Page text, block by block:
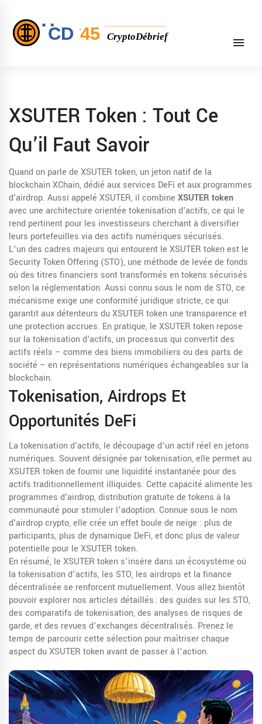
XSUTER Token : Tout Ce
Qu’il Faut Savoir
Quand on parle de XSUTER token, un jeton natif de la
blockchain XChain, dédié aux services DeFi et aux programmes
d'airdrop. Aussi appelé XSUTER, il combine XSUTER token
avec une architecture orientée tokenisation d'actifs, ce qui le
rend pertinent pour les investisseurs cherchant à diversifier
leurs portefeuilles via des actifs numériques sécurisés.
L’un des cadres majeurs qui entourent le XSUTER token est le
Security Token Offering (STO), une méthode de levée de fonds
où des titres financiers sont transformés en tokens sécurisés
selon la réglementation. Aussi connu sous le nom de STO, ce
mécanisme exige une conformité juridique stricte, ce qui
garantit aux détenteurs du XSUTER token une transparence et
une protection accrues. En pratique, le XSUTER token repose
sur la tokenisation d'actifs, un processus qui convertit des
actifs réels – comme des biens immobiliers ou des parts de
société – en représentations numériques échangeables sur la
blockchain.
Tokenisation, Airdrops Et
Opportunités DeFi
La tokenisation d'actifs, le découpage d’un actif réel en jetons
numériques. Souvent désignée partokenisation, elle permet au
XSUTER token de fournir une liquidité instantanée pour des
actifs traditionnellement illiquides. Cette capacité alimente les
programmes d'airdrop,distribution gratuite de tokens à la
communauté pour stimuler l’adoption. Connue sous le nom
d'airdrop crypto, elle crée un effet boule de neige : plus de
participants, plus de dynamique DeFi, et donc plus de valeur
potentielle pour le XSUTER token.
En résumé, le XSUTER token s’insère dans un écosystème où
la tokenisation d’actifs, les STO, les airdrops et la finance
décentralisée se renforcent mutuellement. Vous allez bientôt
pouvoir explorer nos articles détaillés : des guides sur les STO,
des comparatifs de tokenisation, des analyses de risques de
garde, et des revues d’exchanges décentralisés. Prenez le
temps de parcourir cette sélection pour maîtriser chaque
aspect du XSUTER token avant de passer à l’action.